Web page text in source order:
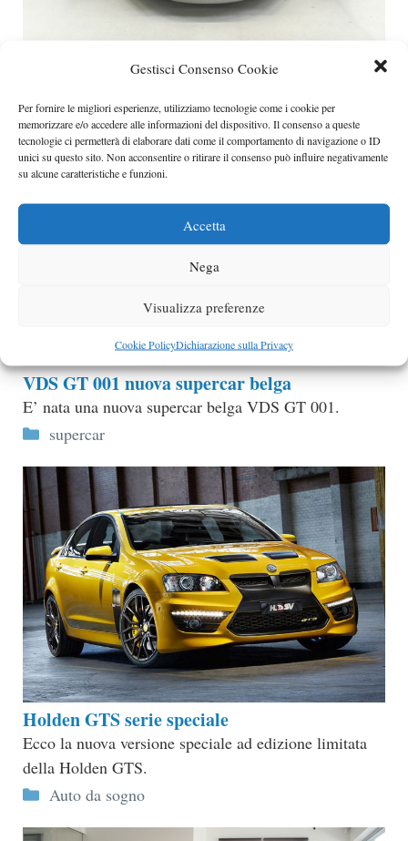
Gestisci Consenso Cookie
Per fornire le migliori esperienze, utilizziamo tecnologie come i cookie per
memorizzare e/o accedere alle informazioni del dispositivo. Il consenso a queste
tecnologie ci permetterà di elaborare dati come il comportamento di navigazione o ID
unici su questo sito. Non acconsentire o ritirare il consenso può influire negativamente
su alcune caratteristiche e funzioni.
Accetta
Nega
Visualizza preferenze
Cookie PolicyDichiarazione sulla Privacy
Nuova Donkervoot D8 GTO
Categorie
Leggi,supercar
VDS GT 001 nuova supercar belga
E’ nata una nuova supercar belga VDS GT 001.
Categorie
supercar
Holden GTS serie speciale
Ecco la nuova versione speciale ad edizione limitata
della Holden GTS.
Categorie
Auto da sogno